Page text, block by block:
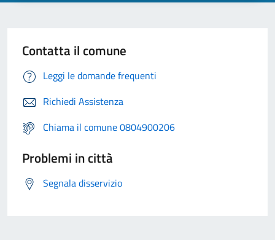
Contatta il comune
Leggi le domande frequenti
Richiedi Assistenza
Chiama il comune 0804900206
Problemi in città
Segnala disservizio